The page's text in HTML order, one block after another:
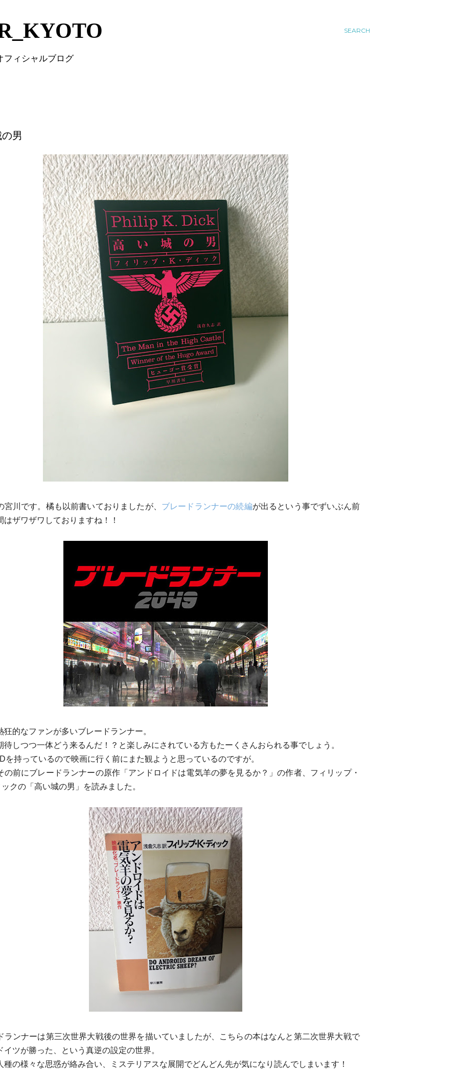
SEARCH
フィシャルブログ
男
宮川です。 橘も以前書いておりましたが、 ブレードランナーの続編が出るという事でずいぶん前
はザワザワしておりますね！！
狂的なファンが多いブレードランナー。
待しつつ一体どう来るんだ！？ と楽しみにされている方もたーくさんおられる事でしょう。
を持っているので映画に行く前にまた観ようと思っているのですが。
の前にブレードランナーの原作「 アンドロイドは電気羊の夢を見るか？」の作者、フィリップ・
クの「高い城の男」を読みました。
ランナーは第三次世界大戦後の世界を描いていましたが、
こちらの本はなんと第二次世界大戦で
イツが勝った、
という真逆の設定の世界。
種の様々な思惑が絡み合い、
ミステリアスな展開でどんどん先が気になり読んでしまいます！